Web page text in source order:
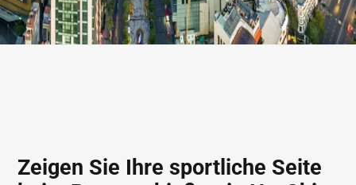
Zeigen Sie Ihre sportliche Seite